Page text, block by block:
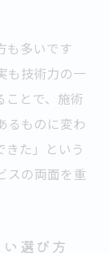
る秘訣
力
リット
ンスを考
も多いです
も技術力の一
ことで、施術
るものに変わ
きた」という
スの両面を重
選び方